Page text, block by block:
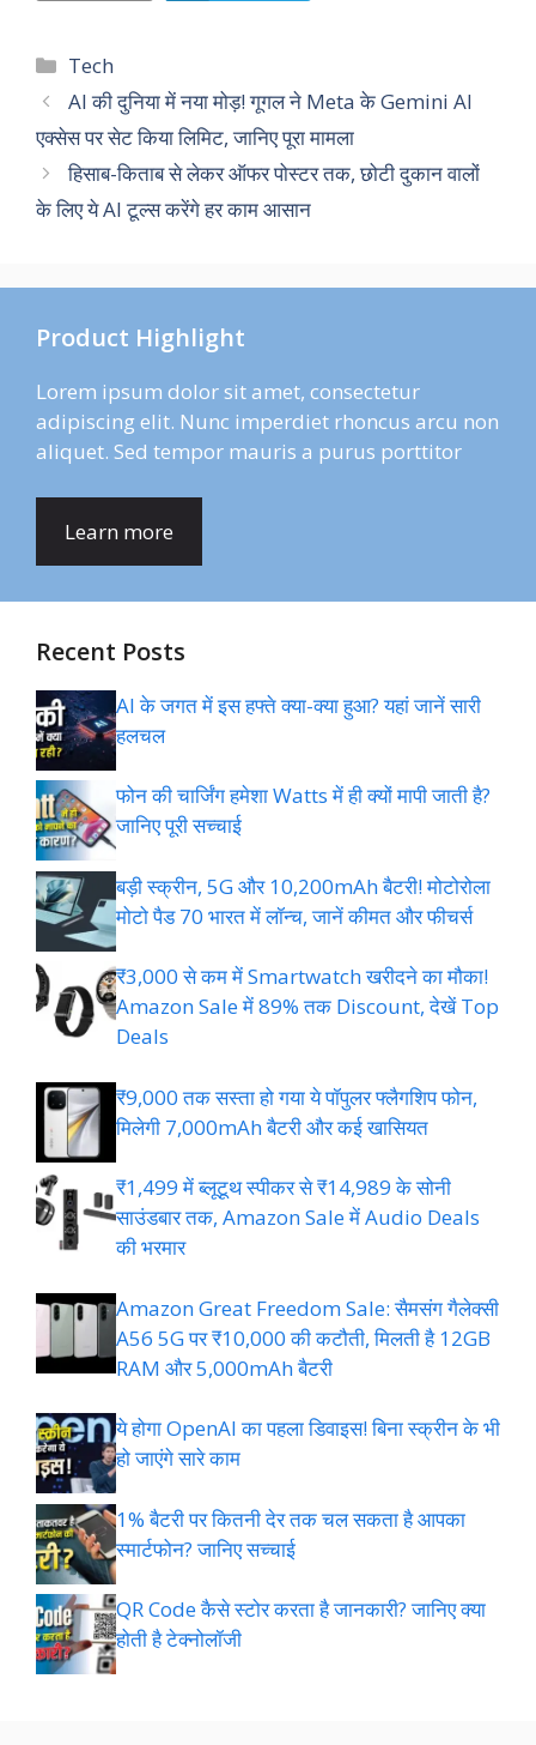
Categories
Tech
AI की दुनिया में नया मोड़! गूगल ने Meta के Gemini AI
एक्सेस पर सेट किया लिमिट, जानिए पूरा मामला
हिसाब-किताब से लेकर ऑफर पोस्टर तक, छोटी दुकान वालों
के लिए ये AI टूल्स करेंगे हर काम आसान
Product Highlight
Lorem ipsum dolor sit amet, consectetur
adipiscing elit. Nunc imperdiet rhoncus arcu non
aliquet. Sed tempor mauris a purus porttitor
Learn more
Recent Posts
AI के जगत में इस हफ्ते क्या-क्या हुआ? यहां जानें सारी
हलचल
फोन की चार्जिंग हमेशा Watts में ही क्यों मापी जाती है?
जानिए पूरी सच्चाई
बड़ी स्क्रीन, 5G और 10,200mAh बैटरी! मोटोरोला
मोटो पैड 70 भारत में लॉन्च, जानें कीमत और फीचर्स
₹3,000 से कम में Smartwatch खरीदने का मौका!
Amazon Sale में 89% तक Discount, देखें Top
Deals
₹9,000 तक सस्ता हो गया ये पॉपुलर फ्लैगशिप फोन,
मिलेगी 7,000mAh बैटरी और कई खासियत
₹1,499 में ब्लूटूथ स्पीकर से ₹14,989 के सोनी
साउंडबार तक, Amazon Sale में Audio Deals
की भरमार
Amazon Great Freedom Sale: सैमसंग गैलेक्सी
A56 5G पर ₹10,000 की कटौती, मिलती है 12GB
RAM और 5,000mAh बैटरी
ये होगा OpenAI का पहला डिवाइस! बिना स्क्रीन के भी
हो जाएंगे सारे काम
1% बैटरी पर कितनी देर तक चल सकता है आपका
स्मार्टफोन? जानिए सच्चाई
QR Code कैसे स्टोर करता है जानकारी? जानिए क्या
होती है टेक्नोलॉजी